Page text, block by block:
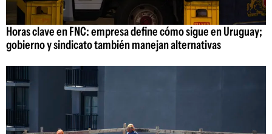
Horas clave en FNC: empresa define cómo sigue en Uruguay;
gobierno y sindicato también manejan alternativas